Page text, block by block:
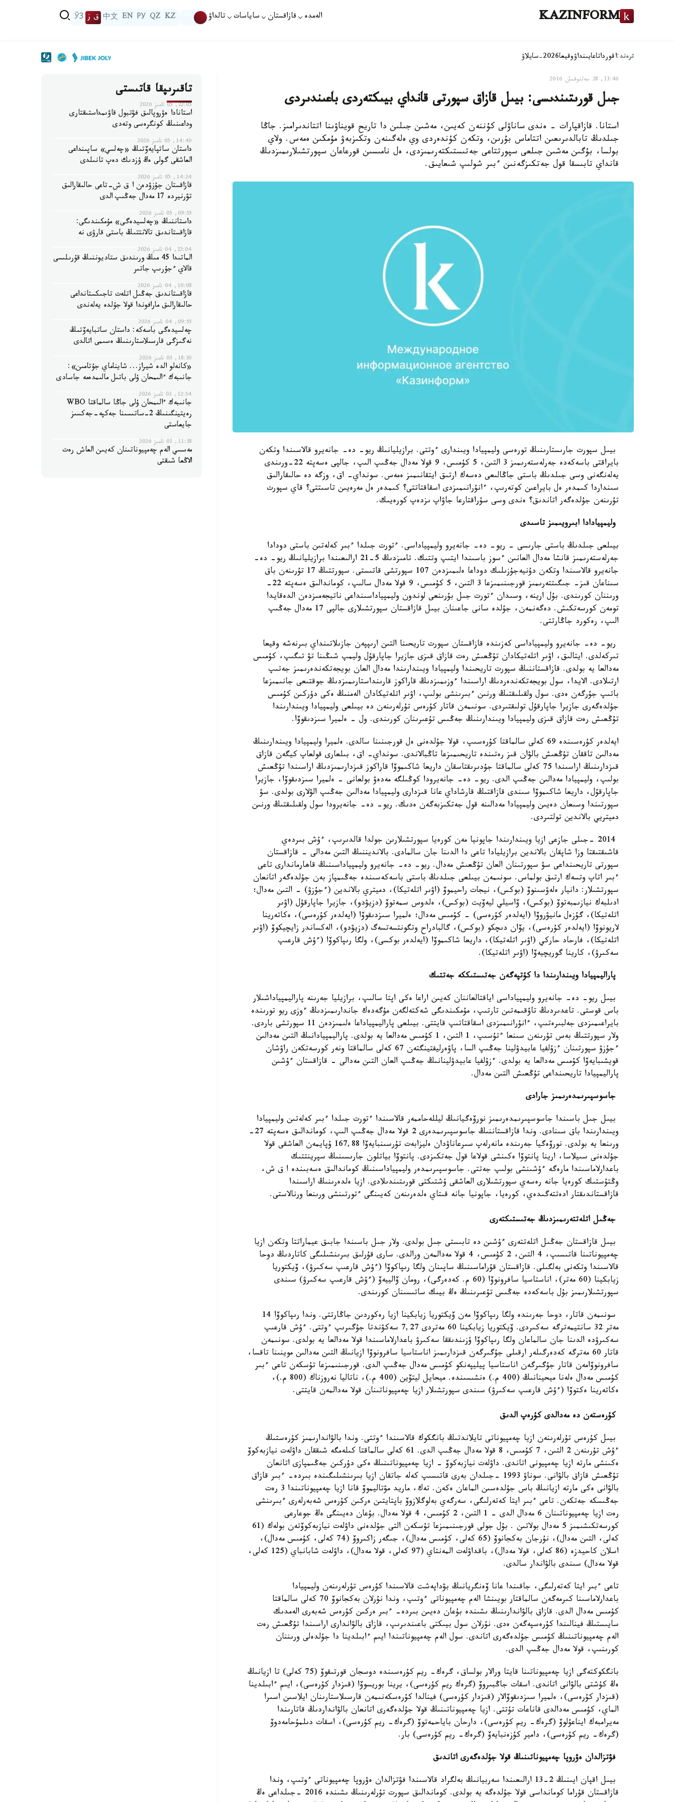
KAZINFORM الەمدە قازاقستان ساياسات تالداۋ KZ
QZ
РУ
EN
中文 ق ز ЎЗ
ترەند:اقورداتاعايىنداۋوقيعا2026-سايلاۋ
13:46, 28 جەلتوقسان 2016
جىل قورىتىندىسى: بيىل قازاق سپورتى قانداي بيىكتەردى باعىندىردى
استانا. قازاقپارات - ەندى ساناۋلى كۇننەن كەيىن، مەشىن جىلىن دا تاريح قويناۋىنا اتتاندىرامىز. جاڭا
جىلدىڭ تابالدىرىعىن اتتاماس بۇرىن، وتكەن كۇندەردى وي ەلەگىنەن وتكىزبەۋ مۇمكىن ەمەس. ولاي
بولسا، بۇگىن مەشىن جىلعى سپورتتاعى جەتىستىكتەرىمىزدى، ەل نامىسىن قورعاعان سپورتشىلارىمىزدىڭ
قانداي تابىسقا قول جەتكىزگەنىن ءبىر شولىپ شىعايىق.
بيىل سپورت جارىستارىنىڭ تورەسى وليمپيادا ويىندارى ءوتتى. برازيليانىڭ ريو- دە- جانەيرو قالاسىندا وتكەن
بايراقتى باسەكەدە جەرلەستەرىمىز 3 التىن، 5 كۇمىس، 9 قولا مەدال جەڭىپ الىپ، جالپى ەسەپتە 22-ورىندى
يەلەنگەنى وسى جىلدىڭ باستى جاڭالىعى دەسەك ارتىق ايتقانىمىز ەمەس. سونداي- اق، وزگە دە حالىقارالىق
سىنداردا كىمدەر ەل بايراعىن كوتەرىپ، ءانۇرانىمىزدى اسقاقتاتتى؟ كىمدەر ەل مەرەيىن تاسىتتى؟ قاي سپورت
تۇرىنەن جۇلدەگەر اتاندىق؟ ەندى وسى سۇراقتارعا جاۋاپ ىزدەپ كورەيىك.
وليمپيادادا ابىرويىمىز تاسىدى
بيىلعى جىلدىڭ باستى جارىسى - ريو- دە- جانەيرو وليمپياداسى. ءتورت جىلدا ءبىر كەلەتىن باستى دودادا
جەرلەستەرىمىز قانشا مەدال العانىن ءسوز باسىندا ايتىپ وتتىك. تامىزدىڭ 5-21 ارالىعىندا برازيليانىڭ ريو- دە-
جانەيرو قالاسىندا وتكەن دۇنيەجۇزىلىك دوداعا ەلىمىزدەن 107 سپورتشى قاتىستى. سپورتتىڭ 17 تۇرىنەن باق
سىناعان قىز- جىگىتتەرىمىز قورجىنىمىزعا 3 التىن، 5 كۇمىس، 9 قولا مەدال سالىپ، كوماندالىق ەسەپتە 22-
ورىننان كورىندى. بۇل ارينە، وسىدان ءتورت جىل بۇرىنعى لوندون وليمپياداسىنداعى ناتيجەمىزدەن الدەقايدا
تومەن كورسەتكىش. دەگەنمەن، جۇلدە سانى جاعىنان بيىل قازاقستان سپورتشىلارى جالپى 17 مەدال جەڭىپ
الىپ، رەكورد جاڭارتتى.
ريو- دە- جانەيرو وليمپياداسى كەزىندە قازاقستان سپورت تاريحىنا التىن ارىپپەن جازىلاتىنداي بىرنەشە وقيعا
تىركەلدى. ايتالىق، اۋىر اتلەتيكادان تۇڭعىش رەت قازاق قىزى جازيرا جاپارقۇل وليمپ شىڭىنا تۋ تىگىپ، كۇمىس
مەدالعا يە بولدى. قازاقستاننىڭ سپورت تاريحىندا وليمپيادا ويىندارىندا مەدال العان بويجەتكەندەرىمىز جەتىپ
ارتىلادى. الايدا، سول بويجەتكەندەردىڭ اراسىندا ءوزىمىزدىڭ قاراكوز قارىنداستارىمىزدىڭ جوقتىعى جانىمىزعا
باتىپ جۇرگەن ەدى. سول ولقىلىقتىڭ ورنىن ءبىرىنشى بولىپ، اۋىر اتلەتيكادان الەمنىڭ ەكى دۇركىن كۇمىس
جۇلدەگەرى جازيرا جاپارقۇل تولىقتىردى. سونىمەن قاتار كۇرەس تۇرلەرىنەن دە بيىلعى وليمپيادا ويىندارىندا
تۇڭعىش رەت قازاق قىزى وليمپيادا ويىندارىنىڭ جەڭىس تۇعىرىنان كورىندى. ول - ەلميرا سىزدىقوۆا.
ايەلدەر كۇرەسىندە 69 كەلى سالماقتا كۇرەسىپ، قولا جۇلدەنى ەل قورجىنىنا سالدى. ەلميرا وليمپيادا ويىندارىنىڭ
مەدالىن تاققان تۇڭعىش بالۋان قىز رەتىندە تاريحىمىزعا تاڭبالاندى. سونداي- اق، بىلعارى قولعاپ كيگەن قازاق
قىزدارىنىڭ اراسىندا 75 كەلى سالماقتا جۇدىرىقتاسقان داريعا شاكىموۆا قاراكوز قىزدارىمىزدىڭ اراسىندا تۇڭعىش
بولىپ، وليمپيادا مەدالىن جەڭىپ الدى. ريو- دە- جانەيرودا كوڭىلگە مەدەۋ بولعانى - ەلميرا سىزدىقوۆا، جازيرا
جاپارقۇل، داريعا شاكىموۆا سىندى قازاقتىڭ قارشاداي عانا قىزدارى وليمپيادا مەدالىن جەڭىپ الۋلارى بولدى. سۋ
سپورتىندا وسىعان دەيىن وليمپيادا مەدالىنە قول جەتكىزبەگەن ەدىك. ريو- دە- جانەيرودا سول ولقىلىقتىڭ ورنىن
دميتريي بالاندين تولتىردى.
2014 -جىلى جازعى ازيا ويىندارىندا جاپونيا مەن كورەيا سپورتشىلارىن جولدا قالدىرىپ، ءۇش بىردەي
قاشىقتىقتا وزا شاپقان بالاندين برازيليادا تاعى دا الدىنا جان سالمادى. بالانديننىڭ التىن مەدالى - قازاقستان
سپورتى تاريحىنداعى سۋ سپورتىنان العان تۇڭعىش مەدال. ريو- دە- جانەيرو وليمپياداسىنىڭ قاھارماندارى تاعى
ءبىر اتاپ وتسەك ارتىق بولماس. سونىمەن بيىلعى جىلدىڭ باستى باسەكەسىندە جەڭىمپاز بەن جۇلدەگەر اتانعان
سپورتشىلار: دانيار ەلەۋسىنوۆ (بوكس)، نيجات راحيموۆ (اۋىر اتلەتيكا)، دميتري بالاندين (ءجۇزۋ) - التىن مەدال؛
ادىلبەك نيازىمبەتوۆ (بوكس)، ۆاسيلي ليەۆيت (بوكس)، ەلدوس سمەتوۆ (دزيۋدو)، جازيرا جاپارقۇل (اۋىر
اتلەتيكا)، گۇزەل مانيۋروۆا (ايەلدەر كۇرەسى) - كۇمىس مەدال؛ ەلميرا سىزدىقوۆا (ايەلدەر كۇرەسى)، ەكاتەرينا
لاريونوۆا (ايەلدەر كۇرەسى)، يۆان دىچكو (بوكس)، گالبادراح وتگونتسەتسەگ (دزيۋدو)، الەكساندر زايچيكوۆ (اۋىر
اتلەتيكا)، فارحاد حاركي (اۋىر اتلەتيكا)، داريعا شاكىموۆا (ايەلدەر بوكسى)، ولگا رىپاكوۆا (ءۇش قارعىپ
سەكىرۋ)، كارينا گوريچيەۆا (اۋىر اتلەتيكا).
پاراليمپيادا ويىندارىندا دا كۇتپەگەن جەتىستىككە جەتتىك
بيىل ريو- دە- جانەيرو وليمپياداسى اياقتالعاننان كەيىن اراعا ەكى اپتا سالىپ، برازيليا جەرىنە پاراليمپياداشىلار
باس قوستى. تاعدىردىڭ تاۋقىمەتىن تارتىپ، مۇمكىندىگى شەكتەلگەن مۇگەدەك جاندارىمىزدىڭ ءوزى ريو تورىندە
بايراعىمىزدى جەلبىرەتىپ، ءانۇرانىمىزدى اسقاقتاتىپ قايتتى. بيىلعى پاراليمپياداعا ەلىمىزدەن 11 سپورتشى باردى.
ولار سپورتتىڭ بەس تۇرىنەن سىنعا ءتۇسىپ، 1 التىن، 1 كۇمىس مەدالعا يە بولدى. پاراليمپيادانىڭ التىن مەدالىن
ءجۇزۋ سپورتىنان ءزۇلفيا عابيدۋلينا جەڭىپ السا، پاۋەرليفتينگتەن 67 كەلى سالماقتا ونەر كورسەتكەن راۋشان
قويشىبايەۆا كۇمىس مەدالعا يە بولدى. ءزۇلفيا عابيدۋلينانىڭ جەڭىپ العان التىن مەدالى - قازاقستان ءۇشىن
پاراليمپيادا تاريحىنداعى تۇڭعىش التىن مەدال.
جاسوسپىرىمدەرىمىز جارادى
بيىل جىل باسىندا جاسوسپىرىمدەرىمىز نورۆەگيانىڭ ليللەحاممەر قالاسىندا ءتورت جىلدا ءبىر كەلەتىن وليمپيادا
ويىندارىندا باق سىنادى. وندا قازاقستاننىڭ جاسوسپىرىمدەرى 2 قولا مەدال جەڭىپ الىپ، كوماندالىق ەسەپتە 27-
ورىنعا يە بولدى. نورۆەگيا جەرىندە مانەرلەپ سىرعاناۋدان ەليزابەت تۇرسىنبايەۆا 167,88 ۇپايمەن العاشقى قولا
جۇلدەنى سىيلاسا، ارينا پانتوۆا ەكىنشى قولاعا قول جەتكىزدى. پانتوۆا بياتلون جارىسىنىڭ سپرينتتىك
باعدارلاماسىندا مارەگە ءۇشىنشى بولىپ جەتتى. جاسوسپىرىمدەر وليمپياداسىنىڭ كوماندالىق ەسەبىندە ا ق ش،
وڭتۇستىك كورەيا جانە رەسەي سپورتشىلارى العاشقى ۇشتىكتى قورىتىندىلادى. ازيا ەلدەرىنىڭ اراسىندا
قازاقستاندىقتار ادەتتەگىدەي، كورەيا، جاپونيا جانە قىتاي ەلدەرىنەن كەيىنگى ءتورتىنشى ورىنعا ورنالاستى.
جەڭىل اتلەتتەرىمىزدىڭ جەتىستىكتەرى
بيىل قازاقستان جەڭىل اتلەتتەرى ءۇشىن دە تابىستى جىل بولدى. ولار جىل باسىندا جابىق عيماراتتا وتكەن ازيا
چەمپيوناتىنا قاتىسىپ، 4 التىن، 2 كۇمىس، 4 قولا مەدالمەن ورالدى. سارى قۇرلىق بىرىنشىلىگى كاتاردىڭ دوحا
قالاسىندا وتكەنى بەلگىلى. قازاقستان قۇراماسىنىڭ ساپىنان ولگا رىپاكوۆا (ءۇش قارعىپ سەكىرۋ)، ۆيكتوريا
زيابكينا (60 مەتر)، اناستاسيا سافرونوۆا (60 م. كەدەرگى)، رومان ۆالييەۆ (ءۇش قارعىپ سەكىرۋ) سىندى
سپورتشىلارىمىز بۇل باسەكەدە جەڭىس تۇعىرىنىڭ ەڭ بيىك ساتىسىنان كورىندى.
سونىمەن قاتار، دوحا جەرىندە ولگا رىپاكوۆا مەن ۆيكتوريا زيابكينا ازيا رەكوردىن جاڭارتتى. وندا رىپاكوۆا 14
مەتر 32 سانتيمەترگە سەكىردى. ۆيكتوريا زيابكينا 60 مەتردى 7,27 سەكۋندتا جۇگىرىپ ءوتتى. ءۇش قارعىپ
سەكىرۋدە الدىنا جان سالماعان ولگا رىپاكوۆا ۇزىندىققا سەكىرۋ باعدارلاماسىندا قولا مەدالعا يە بولدى. سونىمەن
قاتار 60 مەترگە كەدەرگىلەر ارقىلى جۇگىرگەن قىزدارىمىز اناستاسيا سافرونوۆا ازيانىڭ التىن مەدالىن موينىنا تاقسا،
سافرونوۆامەن قاتار جۇگىرگەن اناستاسيا پيليپەنكو كۇمىس مەدال جەڭىپ الدى. قورجىنىمىزعا تۇسكەن تاعى ءبىر
كۇمىس مەدال ەلەنا ميحينانىڭ (400 م.) ەنشىسىندە. ميحايل ليتۆين (400 م.)، ناتاليا نەروزناك (800 م.)،
ەكاتەرينا ەكتوۆا (ءۇش قارعىپ سەكىرۋ) سىندى سپورتشىلار ازيا چەمپيوناتىنان قولا مەدالمەن قايتتى.
كۇرەستەن دە مەدالدى كۇرەپ الدىق
بيىل كۇرەس تۇرلەرىنەن ازيا چەمپيوناتى تايلاندتىڭ بانگكوك قالاسىندا ءوتتى. وندا بالۋاندارىمىز كۇرەستىڭ
ءۇش تۇرىنەن 2 التىن، 7 كۇمىس، 8 قولا مەدال جەڭىپ الدى. 61 كەلى سالماقتا كىلەمگە شىققان داۋلەت نيازبەكوۆ
ەكىنشى مارتە ازيا چەمپيونى اتاندى. داۋلەت نيازبەكوۆ - ازيا چەمپيوناتىنىڭ ەكى دۇركىن جەڭىمپازى اتانعان
تۇڭعىش قازاق بالۋانى. سوناۋ 1993 -جىلدان بەرى قاتىسىپ كەلە جاتقان ازيا بىرىنشىلىگىندە بىردە- ءبىر قازاق
بالۋانى ەكى مارتە ازيانىڭ باس جۇلدەسىن الماعان ەكەن. تەك، ماريد مۋتاليموۆ قانا ازيا چەمپيوناتىندا 3 رەت
جەڭىسكە جەتكەن. تاعى ءبىر ايتا كەتەرلىگى، سەرگەي بەلوگلازوۆ باپتايتىن ەركىن كۇرەس شەبەرلەرى ءبىرىنشى
رەت ازيا چەمپيوناتىنان 6 مەدال الدى - 1 التىن، 2 كۇمىس، 4 قولا مەدال. بۇعان دەيىنگى ەڭ جوعارعى
كورسەتكىشىمىز 5 مەدال بولاتىن . بۇل جولى قورجىنىمىزعا تۇسكەن التى جۇلدەنى داۋلەت نيازبەكوۆتەن بولەك (61
كەلى، التىن مەدال)، نۇرجان بەكجانوۆ (65 كەلى، كۇمىس مەدال)، جىگەر زاكىروۆ (74 كەلى، كۇمىس مەدال)،
اسلان كاحيدزە (86 كەلى، قولا مەدال)، باقداۋلەت المەنتاي (97 كەلى، قولا مەدال)، داۋلەت شابانباي (125 كەلى،
قولا مەدال) سىندى بالۋاندار سالدى.
تاعى ءبىر ايتا كەتەرلىگى، جاقىندا عانا ۆەنگريانىڭ بۋداپەشت قالاسىندا كۇرەس تۇرلەرىنەن وليمپيادا
باعدارلاماسىنا كىرمەگەن سالماقتار بويىنشا الەم چەمپيوناتى ءوتىپ، وندا نۇرلان بەكجانوۆ 70 كەلى سالماقتا
كۇمىس مەدال الدى. قازاق بالۋاندارىنىڭ ىشىندە بۇعان دەيىن بىردە- ءبىر ەركىن كۇرەس شەبەرى الەمدىك
سايىستىڭ فينالىندا كۇرەسپەگەن ەدى. نۇرلان سول بيىكتى باعىندىرىپ، قازاق بالۋاندارى اراسىندا تۇڭعىش رەت
الەم چەمپيوناتىنىڭ كۇمىس جۇلدەگەرى اتاندى. سول الەم چەمپيوناتىندا ايىم ءابىلدينا دا جۇلدەلى ورىننان
كورىنىپ، قولا مەدال جەڭىپ الدى.
بانگكوكتەگى ازيا چەمپيوناتىنا قايتا ورالار بولساق، گرەك- ريم كۇرەسىندە دوسجان قورتىقوۆ (75 كەلى) تا ازيانىڭ
ەڭ كۇشتى بالۋانى اتاندى. اسقات جاڭبىروۆ (گرەك ريم كۇرەسى)، يرينا بوريسوۆا (قىزدار كۇرەسى)، ايىم ءابىلدينا
(قىزدار كۇرەسى)، ەلميرا سىزدىقوۆالار (قىزدار كۇرەسى) فينالدا كۇرەسكەنىمەن قارسىلاستارىنان ايلاسىن اسىرا
الماي، كۇمىس مەدالدى قاناعات تۇتتى. ازيا چەمپيوناتىنىڭ قولا جۇلدەگەرى اتانعان بالۋانداردىڭ قاتارىندا
مەيرامبەك ايناعۇلوۆ (گرەك- ريم كۇرەسى)، دارحان باياحمەتوۆ (گرەك- ريم كۇرەسى)، اسقات دىلمۇحامەدوۆ
(گرەك- ريم كۇرەسى)، دامير كۇزەنبايەۆ (گرەك- ريم كۇرەسى) بار.
فۋتزالدان ەۋروپا چەمپيوناتىنىڭ قولا جۇلدەگەرى اتاندىق
بيىل اقپان ايىنىڭ 2-13 ارالىعىندا سەربيانىڭ بەلگراد قالاسىندا فۋتزالدان ەۋروپا چەمپيوناتى ءوتىپ، وندا
قازاقستان قۇراما كومانداسى قولا جۇلدەگە يە بولدى. كوماندالىق سپورت تۇرلەرىنىڭ ىشىندە 2016 -جىلداعى ەڭ
تاقىرىپقا قاتىستى
22:05, 05 تامىز 2026
استانادا ەۋروپالىق فۋتبول قاۋىمداستىقتارى
وداعىنىڭ كونگرەسى وتەدى
14:40, 05 تامىز 2026
داستان ساتپايەۆتىڭ «چەلسي» ساپىنداعى
العاشقى گولى ەڭ ۇزدىك دەپ تانىلدى
14:24, 05 تامىز 2026
قازاقستان جۇزۋدەن ا ق ش-تاعى حالىقارالىق
تۋرنيردە 17 مەدال جەڭىپ الدى
09:55, 05 تامىز 2026
داستاننىڭ «چەلسيدەگى» مۇمكىندىگى:
قازاقستاندىق تالانتتىڭ باستى قارۋى نە
22:04, 04 تامىز 2026
الماتىدا 45 مىڭ ورىندىق ستاديوننىڭ قۇرىلىسى
قالاي ءجۇرىپ جاتىر
10:08, 04 تامىز 2026
قازاقستاندىق جەڭىل اتلەت تاجىكستانداعى
حالىقارالىق مارافوندا قولا جۇلدە يەلەندى
09:55, 04 تامىز 2026
چەلسيدەگى باسەكە: داستان ساتبايەۆتىڭ
نەگىزگى قارسىلاستارىنىڭ ەسىمى اتالدى
18:30, 03 تامىز 2026
«كانەلو الدە شيراز... شايناماي جۇتامىن»:
جانىبەك ءالىمحان ۇلى باتىل مالىمدەمە جاسادى
12:54, 03 تامىز 2026
جانىبەك ءالىمحان ۇلى جاڭا سالماقتا WBO
رەيتينگىنىڭ 2-ساتىسىنا جەكپە-جەكسىز
جايعاستى
11:38, 03 تامىز 2026
مەسسي الەم چەمپيوناتىنان كەيىن العاش رەت
الاڭعا شىقتى